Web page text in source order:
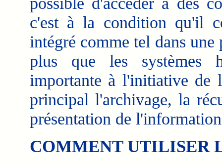
c'est à la condition qu'il
intégré comme tel dans
plus que les systèmes
importante à l'initiative de
principal l'archivage, la
présentation de
COMMENT UTILISER